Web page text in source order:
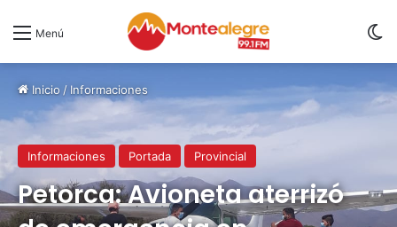
Menú
Inicio/ Informaciones
Informaciones Portada Provincial
Petorca: Avioneta aterrizó